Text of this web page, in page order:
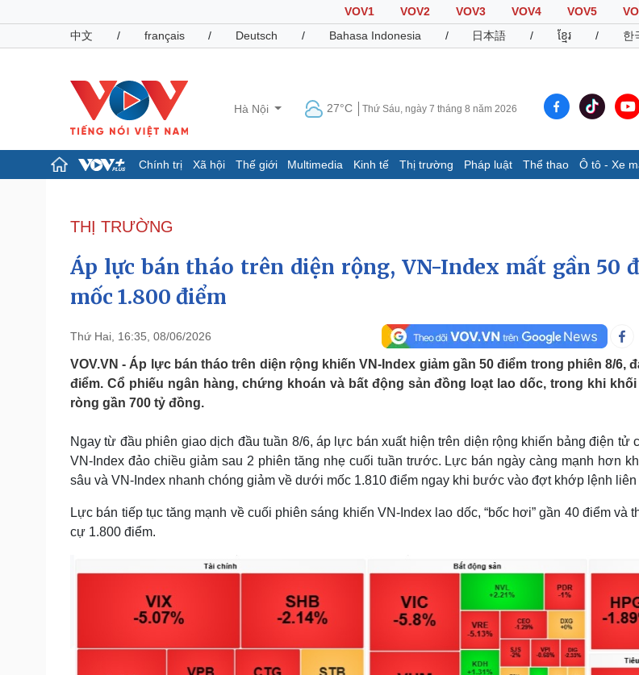
VOV1 VOV2 VOV3 VOV4 VOV5
中文
/ français / Deutsch / Bahasa Indonesia / 日本語 / ខ្មែរ / 한
Hà Nội 27°C Thứ Sáu, ngày 7 tháng 8 năm 2026
Chính trị Xã hội Thế giới Multimedia Kinh tế Thị trường Pháp luật Thể thao Ô tô - Xe
Đảng
Tổ chức nhân sự
Quốc hội
Nhận diện sự thật
Dấu ấn VOV
E-Magazine
Infographic
Pháp luật
Tin nóng
Tư vấn luật
Việt Nam
Phân tích
Thể thao
Lịch thi đấu bóng đá
Thế giới thể thao
Ô tô - Xe máy
Xe máy
Tư vấn
Sức khỏe
Dinh dưỡng - món ngon
Cây thuốc
Sản phụ khoa
Nhi khoa
Nam khoa
Phòng mạch online
Đời sống
Nhà đẹp
Blog
Tình yêu - Gia đình
Văn hóa
Sân khấu - Điện ảnh
Văn học
Di sản
Giải trí
Nghệ sĩ
Thời trang
Sao Việt
THỊ TRƯỜNG
Áp lực bán tháo trên diện rộng, VN-Index mất gần 50
mốc 1.800 điểm
Thứ Hai, 16:35, 08/06/2026
VOV.VN - Áp lực bán tháo trên diện rộng khiến VN-Index giảm gần 50 điểm trong phiên 8/6,
điểm. Cổ phiếu ngân hàng, chứng khoán và bất động sản đồng loạt lao dốc, trong khi
ròng gần 700 tỷ đồng.
Ngay từ đầu phiên giao dịch đầu tuần 8/6, áp lực bán xuất hiện trên diện rộng khiến bảng điện tử
VN-Index đảo chiều giảm sau 2 phiên tăng nhẹ cuối tuần trước. Lực bán ngày càng mạnh hơn
sâu và VN-Index nhanh chóng giảm về dưới mốc 1.810 điểm ngay khi bước vào đợt khớp lệnh liên
Lực bán tiếp tục tăng mạnh về cuối phiên sáng khiến VN-Index lao dốc, “bốc hơi” gần 40 điểm và
cự 1.800 điểm.